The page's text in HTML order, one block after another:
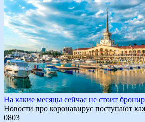
На какие месяцы сейчас не стоит
Новости про коронавирус поступают
0803